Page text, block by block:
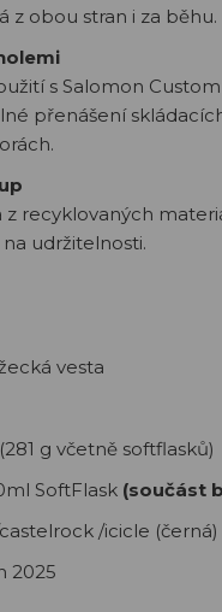
z obou stran i za běhu.
s Salomon
přenášení
z recyklovaných
udržitelnosti.
vesta
g včetně softflasků)
SoftFlask (součást
/icicle (černá)
2025